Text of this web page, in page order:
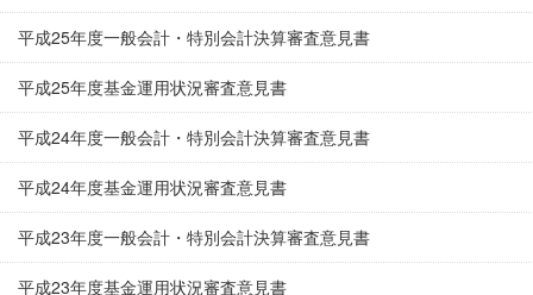
平成25年度一般会計・特別会計決算審査意見書
平成25年度基金運用状況審査意見書
平成24年度一般会計・特別会計決算審査意見書
平成24年度基金運用状況審査意見書
平成23年度一般会計・特別会計決算審査意見書
平成23年度基金運用状況審査意見書